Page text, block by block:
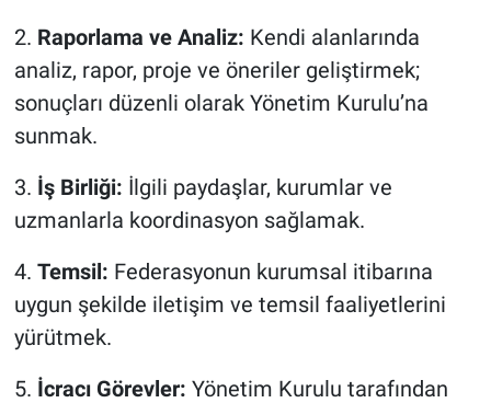
2. Raporlama ve Analiz: Kendi alanlarında
analiz, rapor, proje ve öneriler geliştirmek;
sonuçları düzenli olarak Yönetim Kurulu’na
sunmak.
3. İş Birliği: İlgili paydaşlar, kurumlar ve
uzmanlarla koordinasyon sağlamak.
4. Temsil: Federasyonun kurumsal itibarına
uygun şekilde iletişim ve temsil faaliyetlerini
yürütmek.
5. İcracı Görevler: Yönetim Kurulu tarafından